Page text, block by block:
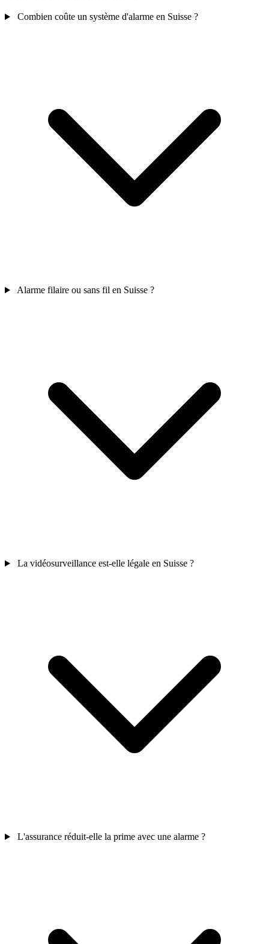
Combien coûte un système d'alarme en Suisse ?
Alarme filaire ou sans fil en Suisse ?
La vidéosurveillance est-elle légale en Suisse ?
L'assurance réduit-elle la prime avec une alarme ?